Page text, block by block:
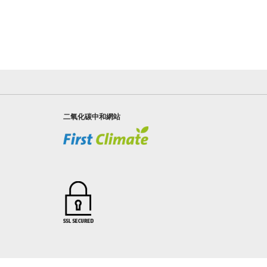
二氧化碳中和網站